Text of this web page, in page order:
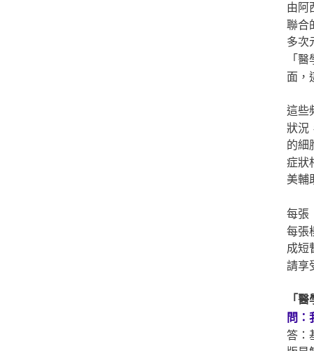
由阿
聯合
多次
「
面，
這些
狀況
的細
症狀
美輔
每張
每張
成短
請享
「
問：
答：